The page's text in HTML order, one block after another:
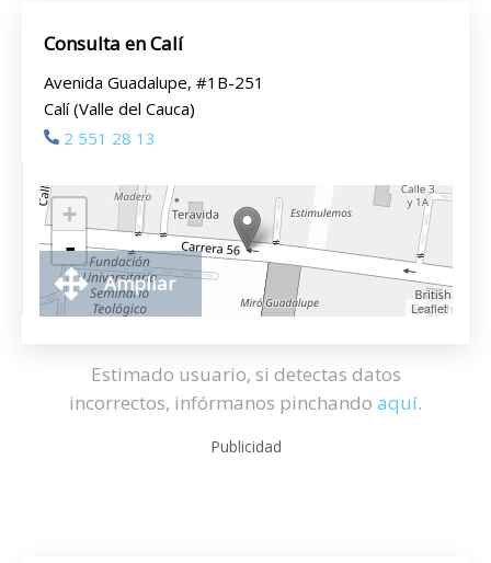
Consulta en Calí
Avenida Guadalupe, #1B-251
Calí (Valle del Cauca)
2 551 28 13
+
-
Leaflet
Ampliar
Estimado usuario, si detectas datos
incorrectos, infórmanos pinchando aquí.
Publicidad